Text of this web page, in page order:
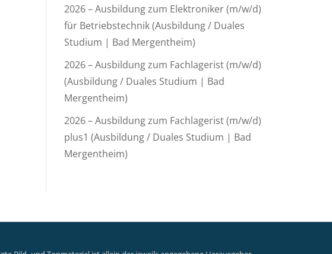
2026 – Ausbildung zum Elektroniker (m/w/d)
für Betriebstechnik (Ausbildung / Duales
Studium | Bad Mergentheim)
2026 – Ausbildung zum Fachlagerist (m/w/d)
(Ausbildung / Duales Studium | Bad
Mergentheim)
2026 – Ausbildung zum Fachlagerist (m/w/d)
plus1 (Ausbildung / Duales Studium | Bad
Mergentheim)